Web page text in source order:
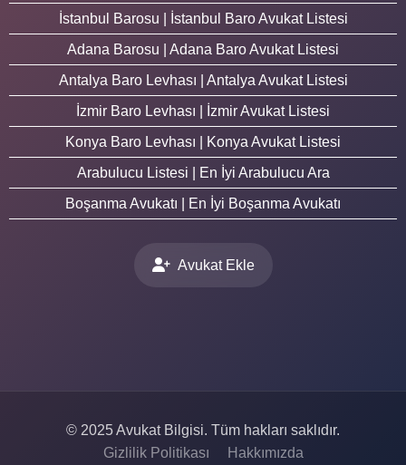
İstanbul Barosu | İstanbul Baro Avukat Listesi
Adana Barosu | Adana Baro Avukat Listesi
Antalya Baro Levhası | Antalya Avukat Listesi
İzmir Baro Levhası | İzmir Avukat Listesi
Konya Baro Levhası | Konya Avukat Listesi
Arabulucu Listesi | En İyi Arabulucu Ara
Boşanma Avukatı | En İyi Boşanma Avukatı
Avukat Ekle
© 2025 Avukat Bilgisi. Tüm hakları saklıdır.
Gizlilik Politikası
Hakkımızda